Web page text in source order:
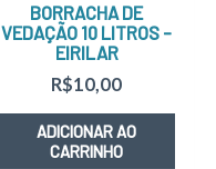
BORRACHA DE
VEDAÇÃO 10 LITROS –
EIRILAR
R$10,00
ADICIONAR AO
CARRINHO